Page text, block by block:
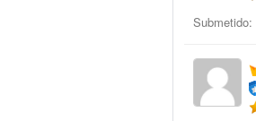
Submetido: